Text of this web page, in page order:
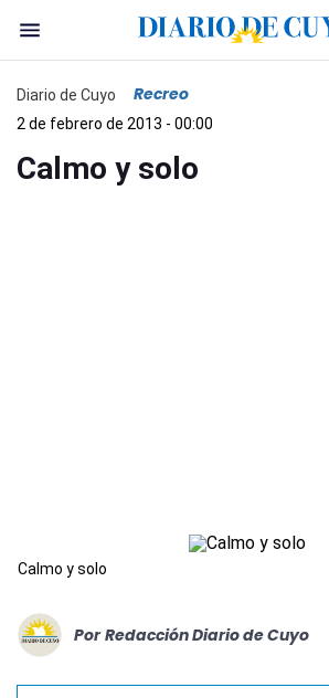
Diario de Cuyo Recreo
2 de febrero de 2013 - 00:00
Calmo y solo
Calmo y solo
Por Redacción Diario de Cuyo